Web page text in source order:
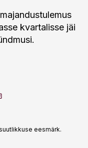
kvartalisse jäi
eesmärk.